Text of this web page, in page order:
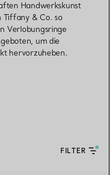
Handwerkskunst
& Co. so
Verlobungsringe
um die
hervorzuheben.
FILTER